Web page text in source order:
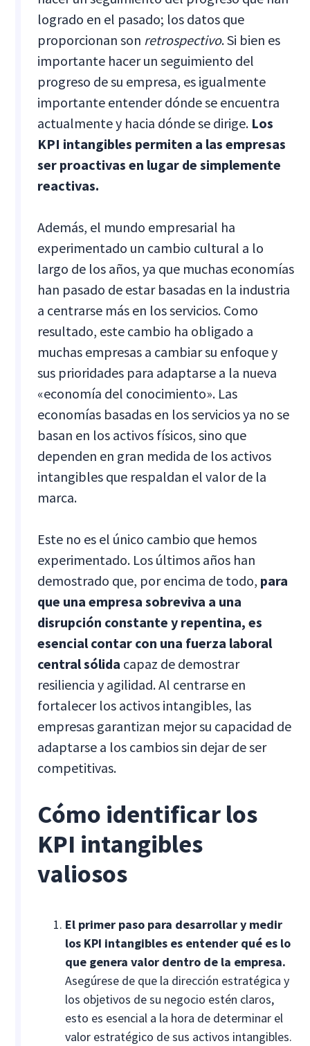
logrado en el pasado; los datos que
proporcionan son retrospectivo. Si bien es
importante hacer un seguimiento del
progreso de su empresa, es igualmente
importante entender dónde se encuentra
actualmente y hacia dónde se dirige. Los
KPI intangibles permiten a las empresas
ser proactivas en lugar de simplemente
reactivas.
Además, el mundo empresarial ha
experimentado un cambio cultural a lo
largo de los años, ya que muchas economías
han pasado de estar basadas en la industria
a centrarse más en los servicios. Como
resultado, este cambio ha obligado a
muchas empresas a cambiar su enfoque y
sus prioridades para adaptarse a la nueva
«economía del conocimiento». Las
economías basadas en los servicios ya no se
basan en los activos físicos, sino que
dependen en gran medida de los activos
intangibles que respaldan el valor de la
marca.
Este no es el único cambio que hemos
experimentado. Los últimos años han
demostrado que, por encima de todo, para
que una empresa sobreviva a una
disrupción constante y repentina, es
esencial contar con una fuerza laboral
central sólida capaz de demostrar
resiliencia y agilidad. Al centrarse en
fortalecer los activos intangibles, las
empresas garantizan mejor su capacidad de
adaptarse a los cambios sin dejar de ser
competitivas.
Cómo identificar los
KPI intangibles
valiosos
El primer paso para desarrollar y medir
los KPI intangibles es entender qué es lo
que genera valor dentro de la empresa.
Asegúrese de que la dirección estratégica y
los objetivos de su negocio estén claros,
esto es esencial a la hora de determinar el
valor estratégico de sus activos intangibles.